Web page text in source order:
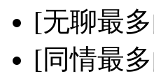
[无聊最
[同情最